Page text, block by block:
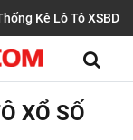
Kê Lô Tô XSBD
XỔ SỐ